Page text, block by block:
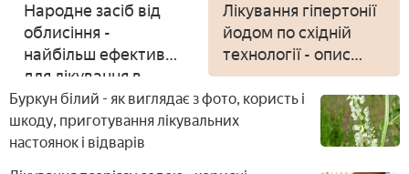
Народне засіб від
облисіння -
найбільш ефективні
для лікування в
домашніх умовах
Лікування гіпертонії
йодом по східній
технології - опис
методу з відгуками
Буркун білий - як виглядає з фото, користь і
шкоду, приготування лікувальних
настоянок і відварів